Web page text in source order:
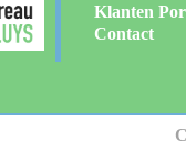
Klanten
Contact